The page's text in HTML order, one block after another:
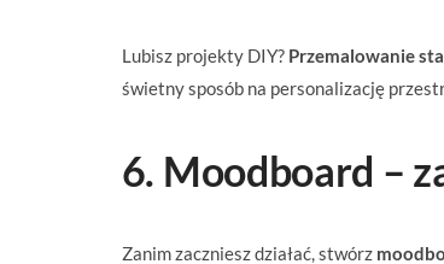
Lubisz projekty DIY? Przemalowanie
świetny sposób na personalizację
6. Moodboard –
Zanim zaczniesz działać, stwórz